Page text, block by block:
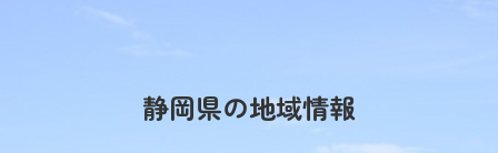
静岡県の地域情報